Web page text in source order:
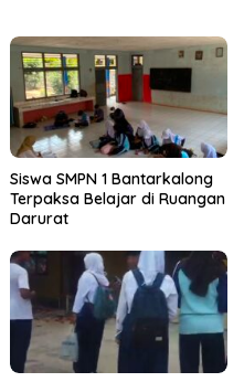
Siswa SMPN 1 Bantarkalong
Terpaksa Belajar di Ruangan
Darurat